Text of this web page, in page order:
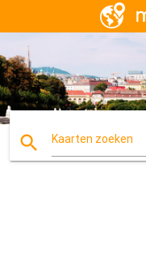
search Kaarten zoeken